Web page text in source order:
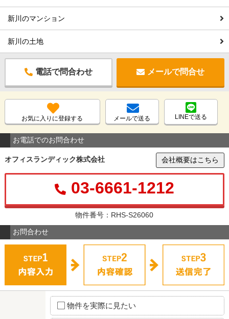
新川のマンション
新川の土地
電話で問合わせ メールで問合せ
お気に入りに登録する メールで送る LINEで送る
お電話でのお問合わせ
オフィスランディック株式会社 会社概要はこちら
03-6661-1212
物件番号：RHS-S26060
お問合わせ
物件を実際に見たい